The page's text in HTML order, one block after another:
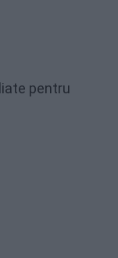
pentru